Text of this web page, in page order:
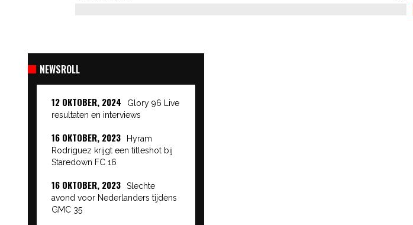
NEWSROLL
12 OKTOBER, 2024
Glory 96 Live
resultaten en interviews
16 OKTOBER, 2023
Hyram
Rodriguez krijgt een titleshot bij
Staredown FC 16
16 OKTOBER, 2023
Slechte
avond voor Nederlanders tijdens
GMC 35